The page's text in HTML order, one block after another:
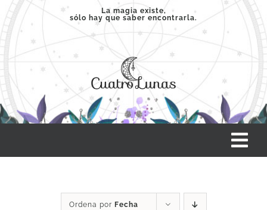
Saltar
contenido
La magia existe,
sólo hay que saber encontrarla.
Ordena por Fecha